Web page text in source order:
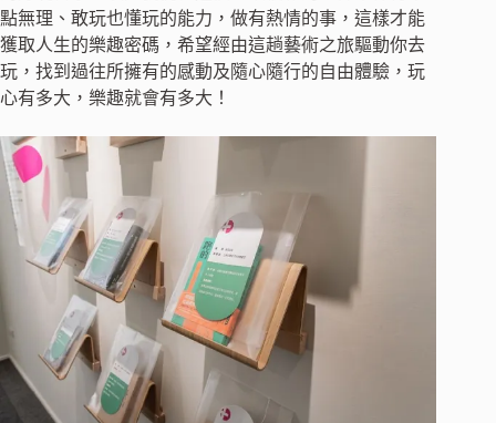
點無理、敢玩也懂玩的能力，做有熱情的事，這樣才能
獲取人生的樂趣密碼，希望經由這趟藝術之旅驅動你去
玩，找到過往所擁有的感動及隨心隨行的自由體驗，玩
心有多大，樂趣就會有多大！